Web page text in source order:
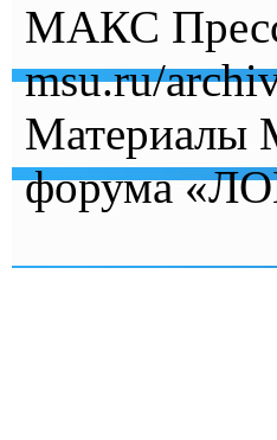
МАКС
msu.ru/
Материалы
форума